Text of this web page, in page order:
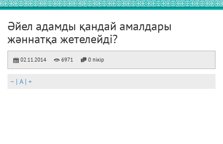
Әйел адамды қандай амалдары
жәннатқа жетелейді?
02.11.2014 6971 0 пікір
– | A| +